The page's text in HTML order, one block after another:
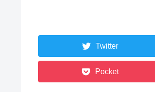
Twitter
Pocket